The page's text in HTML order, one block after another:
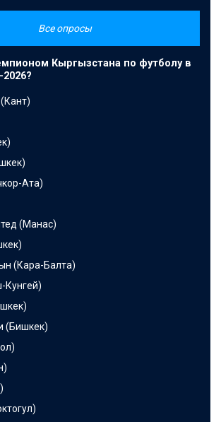
Все опросы
Кыргызстана по футболу в
Ата)
(Манас)
(Кара-Балта)
Кунгей)
(Бишкек)